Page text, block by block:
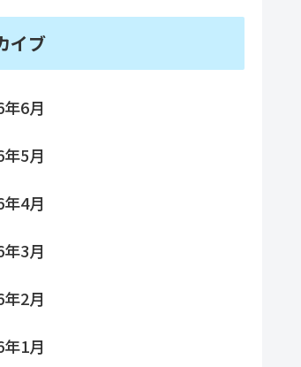
イブ
6月
5月
4月
3月
2月
1月